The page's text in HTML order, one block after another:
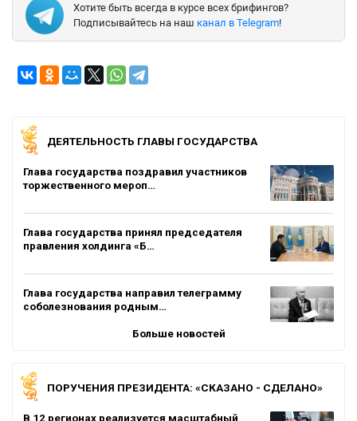
Хотите быть всегда в курсе всех брифингов?
Подписывайтесь на наш канал в Telegram!
ДЕЯТЕЛЬНОСТЬ ГЛАВЫ ГОСУДАРСТВА
Глава государства поздравил участников
торжественного мероп…
Глава государства принял председателя
правления холдинга «Б…
Глава государства направил телеграмму
соболезнования родным…
Больше новостей
ПОРУЧЕНИЯ ПРЕЗИДЕНТА: «СКАЗАНО - СДЕЛАНО»
В 12 регионах реализуется масштабный